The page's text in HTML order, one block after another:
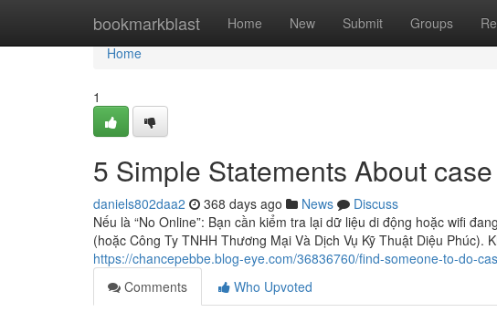
bookmarkblast Home New Submit Groups
Home
Home
1
5 Simple Statements About
daniels802daa2 368 days ago News
Discuss
Nếu là “No Online”: Bạn cần kiểm tra lại dữ liệu di động hoặc wifi
(hoặc Công Ty TNHH Thương Mại Và Dịch Vụ Kỹ Thuật Diệu Phúc).
https://chancepebbe.blog-eye.com/36836760/find-someone-to-do-
Comments
Who Upvoted